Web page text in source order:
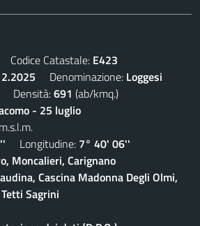
Codice Catastale: E423
Denominazione: Loggesi
Densità:691 (ab/kmq.)
- 25 luglio
m.s.l.m.
Longitudine: 7° 40' 06''
Moncalieri, Carignano
Cascina Madonna Degli Olmi,
Sagrini